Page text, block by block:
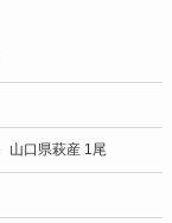
山口県萩産 1尾